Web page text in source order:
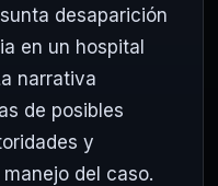
desaparición
en un hospital
narrativa
de posibles
y
del caso.